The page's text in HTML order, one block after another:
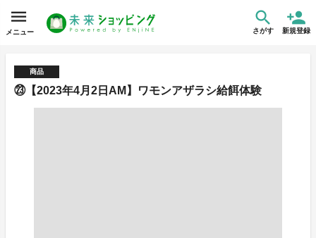
メニュー さがす 新規登録
商品
㉓【2023年4月2日AM】ワモンアザラシ給餌体験